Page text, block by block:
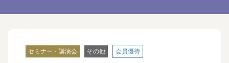
セミナー・講演会 その他 会員優待